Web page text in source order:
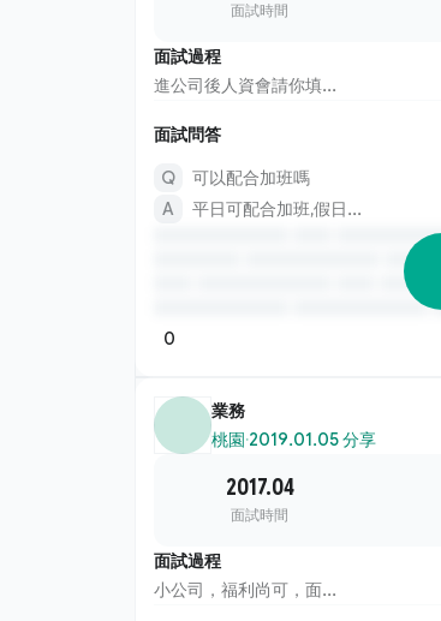
面試時間
面試過程
進公司後人資會請你填...
面試問答
可以配合加班嗎
平日可配合加班,假日...
0
業務
桃園·2019.01.05 分享
2017.04
面試時間
面試過程
小公司，福利尚可，面...